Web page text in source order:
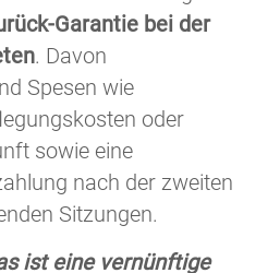
Garantie bei der
. Davon
Spesen wie
oder
sowie eine
nach der zweiten
Sitzungen.
ist eine vernünftige